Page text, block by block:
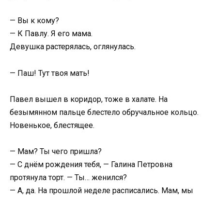
— Вы к кому?
— К Павлу. Я его мама.
Девушка растерялась, оглянулась.
— Паш! Тут твоя мать!
Павел вышел в коридор, тоже в халате. На
безымянном пальце блестело обручальное кольцо.
Новенькое, блестящее.
— Мам? Ты чего пришла?
— С днём рождения тебя, — Галина Петровна
протянула торт. — Ты… женился?
— А, да. На прошлой неделе расписались. Мам, мы